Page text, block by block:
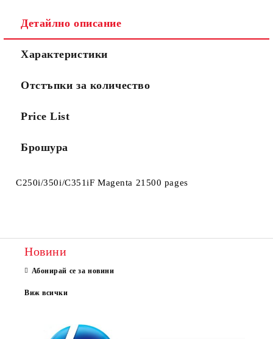
Детайлно описание
Характеристики
Отстъпки за количество
Price List
Брошура
C250i/350i/C351iF Magenta 21500 pages
Новини
Абонирай се за новини
Виж всички